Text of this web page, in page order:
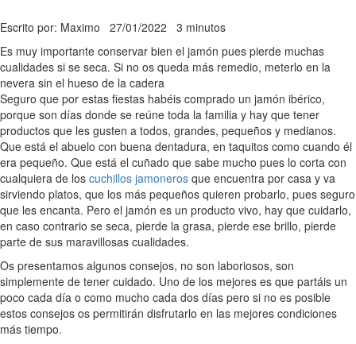
Escrito por: Maximo 27/01/2022 3 minutos
Es muy importante conservar bien el jamón pues pierde muchas
cualidades si se seca. Si no os queda más remedio, meterlo en la
nevera sin el hueso de la cadera
Seguro que por estas fiestas habéis comprado un jamón ibérico,
porque son días donde se reúne toda la familia y hay que tener
productos que les gusten a todos, grandes, pequeños y medianos.
Que está el abuelo con buena dentadura, en taquitos como cuando él
era pequeño. Que está el cuñado que sabe mucho pues lo corta con
cualquiera de los cuchillos jamoneros que encuentra por casa y va
sirviendo platos, que los más pequeños quieren probarlo, pues seguro
que les encanta. Pero el jamón es un producto vivo, hay que cuidarlo,
en caso contrario se seca, pierde la grasa, pierde ese brillo, pierde
parte de sus maravillosas cualidades.
Os presentamos algunos consejos, no son laboriosos, son
simplemente de tener cuidado. Uno de los mejores es que partáis un
poco cada día o como mucho cada dos días pero si no es posible
estos consejos os permitirán disfrutarlo en las mejores condiciones
más tiempo.